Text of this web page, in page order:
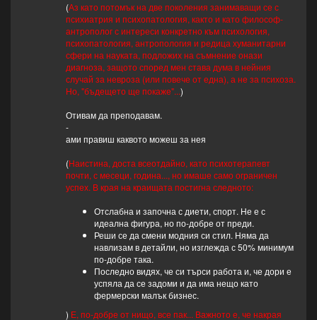
(Аз като потомък на две поколения занимаващи се с
психиатрия и психопатология, както и като философ-
антрополог с интереси конкретно към психология,
психопатология, антропология и редица хуманитарни
сфери на науката, подложих на съмнение онази
диагноза, защото според мен става дума в нейния
случай за невроза (или повече от една), а не за психоза.
Но, "бъдещето ще покаже"...)
Отивам да преподавам.
-
ами правиш каквото можеш за нея
(Наистина, доста всеотдайно, като психотерапевт
почти, с месеци, година..., но имаше само ограничен
успех. В края на краищата постигна следното:
Отслабна и започна с диети, спорт. Не е с
идеална фигура, но по-добре от преди.
Реши се да смени модния си стил. Няма да
навлизам в детайли, но изглежда с 50% минимум
по-добре така.
Последно видях, че си търси работа и, че дори е
успяла да се задоми и да има нещо като
фермерски малък бизнес.
) Е, по-добре от нищо, все пак... Важното е, че накрая